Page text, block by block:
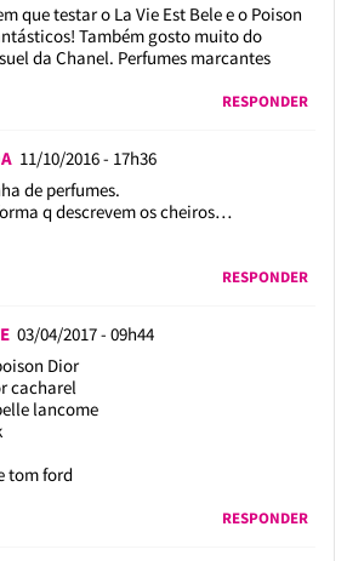
que testar o La Vie Est Bele e o Poison
Também gosto muito do
da Chanel. Perfumes marcantes
RESPONDER
11/10/2016 - 17h36
de perfumes.
q descrevem os cheiros…
RESPONDER
03/04/2017 - 09h44
Dior
cacharel
lancome
tom ford
RESPONDER